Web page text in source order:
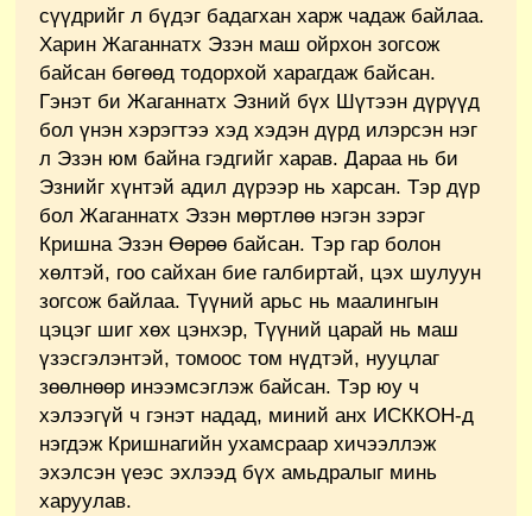
сүүдрийг л бүдэг бадагхан харж чадаж байлаа.
Харин Жаганнатх Эзэн маш ойрхон зогсож
байсан бөгөөд тодорхой харагдаж байсан.
Гэнэт би Жаганнатх Эзний бүх Шүтээн дүрүүд
бол үнэн хэрэгтээ хэд хэдэн дүрд илэрсэн нэг
л Эзэн юм байна гэдгийг харав. Дараа нь би
Эзнийг хүнтэй адил дүрээр нь харсан. Тэр дүр
бол Жаганнатх Эзэн мөртлөө нэгэн зэрэг
Кришна Эзэн Өөрөө байсан. Тэр гар болон
хөлтэй, гоо сайхан бие галбиртай, цэх шулуун
зогсож байлаа. Түүний арьс нь маалингын
цэцэг шиг хөх цэнхэр, Түүний царай нь маш
үзэсгэлэнтэй, томоос том нүдтэй, нууцлаг
зөөлнөөр инээмсэглэж байсан. Тэр юу ч
хэлээгүй ч гэнэт надад, миний анх ИСККОН-д
нэгдэж Кришнагийн ухамсраар хичээллэж
эхэлсэн үеэс эхлээд бүх амьдралыг минь
харуулав.